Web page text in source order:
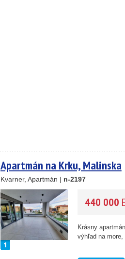
1
17
10
2
Apartmán na Krku, Malinska
Kvarner, Apartmán | n-2197
440 000
Krásny
výhľad na more,